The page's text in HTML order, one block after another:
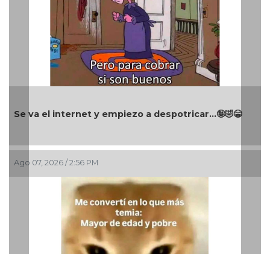
Se va el internet y empiezo a despotricar...🤪🤣😁
Ago 07, 2026 / 2:56 PM